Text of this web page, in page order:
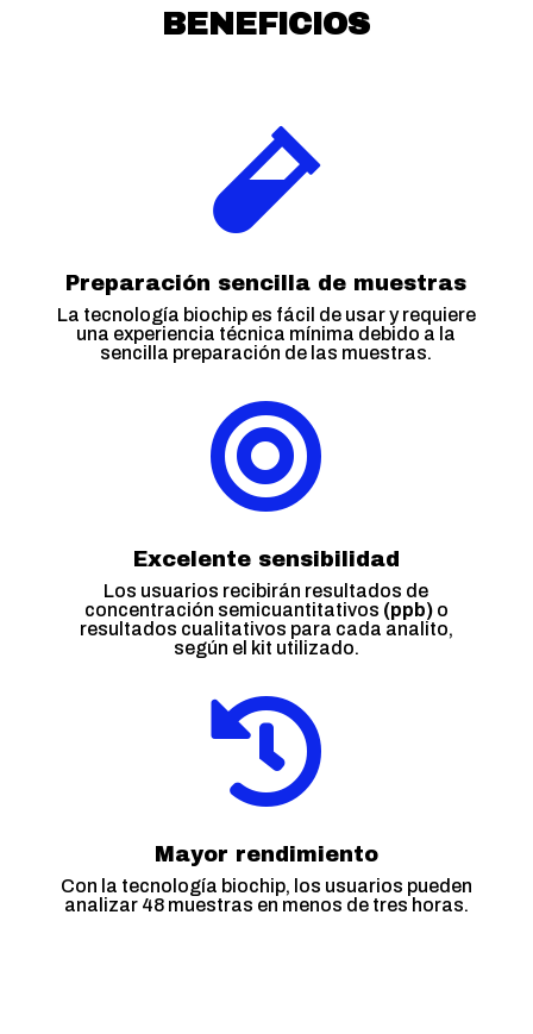
BENEFICIOS

Preparación sencilla de muestras
La tecnología biochip es fácil de usar y requiere
una experiencia técnica mínima debido a la
sencilla preparación de las muestras.

Excelente sensibilidad
Los usuarios recibirán resultados de
concentración semicuantitativos (ppb)o
resultados cualitativos para cada analito,
según el kit utilizado.

Mayor rendimiento
Con la tecnología biochip, los usuarios pueden
analizar 48 muestras en menos de tres horas.